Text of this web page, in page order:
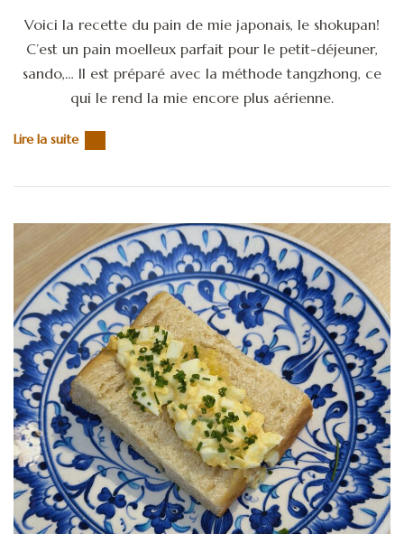
Voici la recette du pain de mie japonais, le shokupan!
C’est un pain moelleux parfait pour le petit-déjeuner,
sando,… Il est préparé avec la méthode tangzhong, ce
qui le rend la mie encore plus aérienne.
Lire la suite